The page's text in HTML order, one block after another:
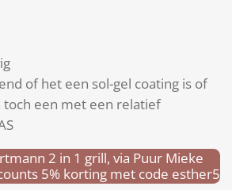
of het een sol-gel coating is of
toch een met een relatief
2 in 1 grill, via Puur Mieke
5% korting met code esther5